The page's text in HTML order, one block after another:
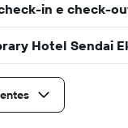
in e check-
Hotel Sendai